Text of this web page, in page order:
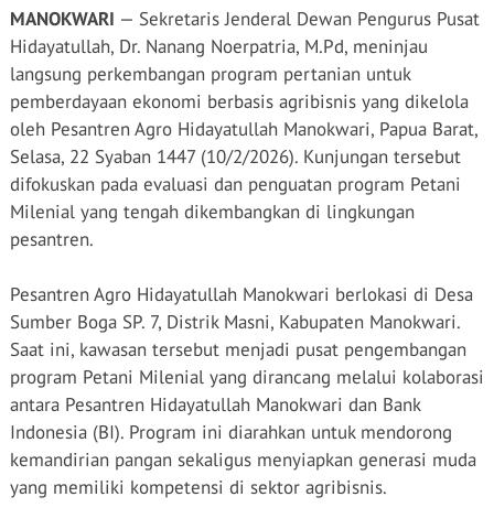
MANOKWARI — Sekretaris Jenderal Dewan Pengurus Pusat
Hidayatullah, Dr. Nanang Noerpatria, M.Pd, meninjau
langsung perkembangan program pertanian untuk
pemberdayaan ekonomi berbasis agribisnis yang dikelola
oleh Pesantren Agro Hidayatullah Manokwari, Papua Barat,
Selasa, 22 Syaban 1447 (10/2/2026). Kunjungan tersebut
difokuskan pada evaluasi dan penguatan program Petani
Milenial yang tengah dikembangkan di lingkungan
pesantren.
Pesantren Agro Hidayatullah Manokwari berlokasi di Desa
Sumber Boga SP. 7, Distrik Masni, Kabupaten Manokwari.
Saat ini, kawasan tersebut menjadi pusat pengembangan
program Petani Milenial yang dirancang melalui kolaborasi
antara Pesantren Hidayatullah Manokwari dan Bank
Indonesia (BI). Program ini diarahkan untuk mendorong
kemandirian pangan sekaligus menyiapkan generasi muda
yang memiliki kompetensi di sektor agribisnis.